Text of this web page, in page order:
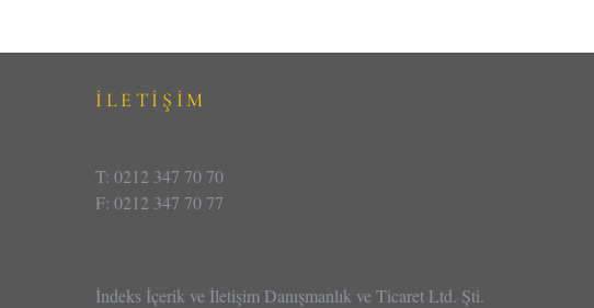
İLETİŞİM
T: 0212 347 70 70
F: 0212 347 70 77
İndeks İçerik ve İletişim Danışmanlık ve Ticaret Ltd. Şti.